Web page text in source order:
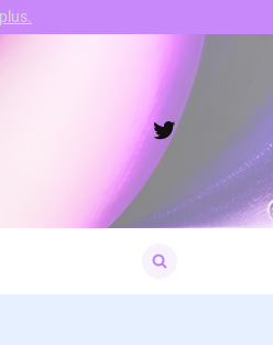
Twitter
for: